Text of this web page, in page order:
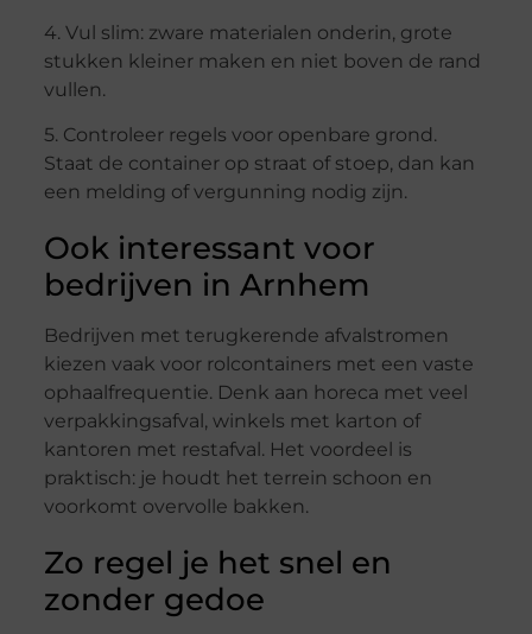
4. Vul slim: zware materialen onderin, grote
stukken kleiner maken en niet boven de rand
vullen.
5. Controleer regels voor openbare grond.
Staat de container op straat of stoep, dan kan
een melding of vergunning nodig zijn.
Ook interessant voor
bedrijven in Arnhem
Bedrijven met terugkerende afvalstromen
kiezen vaak voor rolcontainers met een vaste
ophaalfrequentie. Denk aan horeca met veel
verpakkingsafval, winkels met karton of
kantoren met restafval. Het voordeel is
praktisch: je houdt het terrein schoon en
voorkomt overvolle bakken.
Zo regel je het snel en
zonder gedoe